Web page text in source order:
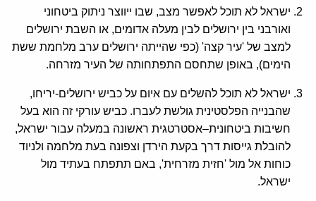
ישראל לא תוכל לאפשר מצב, שבו ייווצר ניתוק ביטחוני
ואורבני בין ירושלים לבין מעלה אדומים, או השבת ירושלים
למצב של 'עיר קצה' (כפי שהייתה ירושלים ערב מלחמת ששת
הימים), באופן שתחסם התפתחותה של העיר מזרחה.
ישראל לא תוכל להשלים עם איום על כביש ירושלים-יריחו,
שהבנייה הפלסטינית גולשת לעברו. כביש עורקי זה הוא בעל
חשיבות ביטחונית–אסטרטגית ראשונה במעלה עבור ישראל,
להובלת גייסות דרך בקעת הירדן וצפונה בעת מלחמה ולניוד
כוחות אל מול 'חזית מזרחית', באם תתפתח בעתיד מול
ישראל.